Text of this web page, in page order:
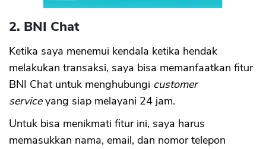
2. BNI Chat
Ketika saya menemui kendala ketika hendak
melakukan transaksi, saya bisa memanfaatkan fitur
BNI Chat untuk menghubungi customer
serviceyang siap melayani 24 jam.
Untuk bisa menikmati fitur ini, saya harus
memasukkan nama, email, dan nomor telepon